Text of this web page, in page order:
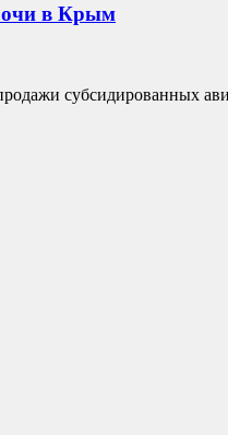
в Крым
субсидированных